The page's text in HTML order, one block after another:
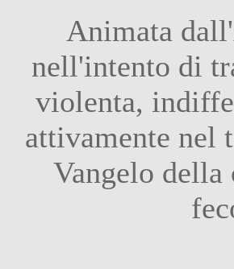
Animata
nell'intento di
violenta,
attivamente nel
Vangelo della